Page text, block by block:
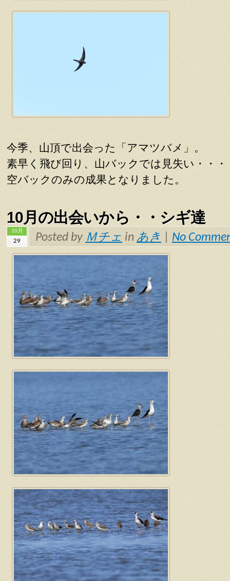
今季、山頂で出会った「アマツバメ」。
素早く飛び回り、山バックでは見失い・・・
空バックのみの成果となりました。
10月の出会いから・・シギ達
10月
29 Posted by Ｍチェ in あき No